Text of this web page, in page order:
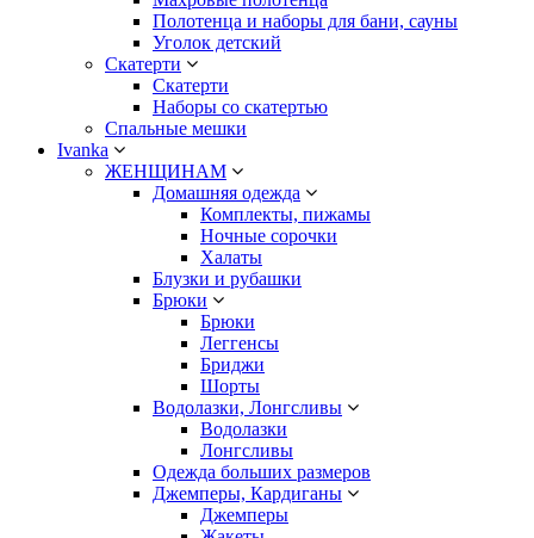
Полотенца и наборы для бани, сауны
Уголок детский
Скатерти
Скатерти
Наборы со скатертью
Спальные мешки
Ivanka
ЖЕНЩИНАМ
Домашняя одежда
Комплекты, пижамы
Ночные сорочки
Халаты
Блузки и рубашки
Брюки
Брюки
Леггенсы
Бриджи
Шорты
Водолазки, Лонгсливы
Водолазки
Лонгсливы
Одежда больших размеров
Джемперы, Кардиганы
Джемперы